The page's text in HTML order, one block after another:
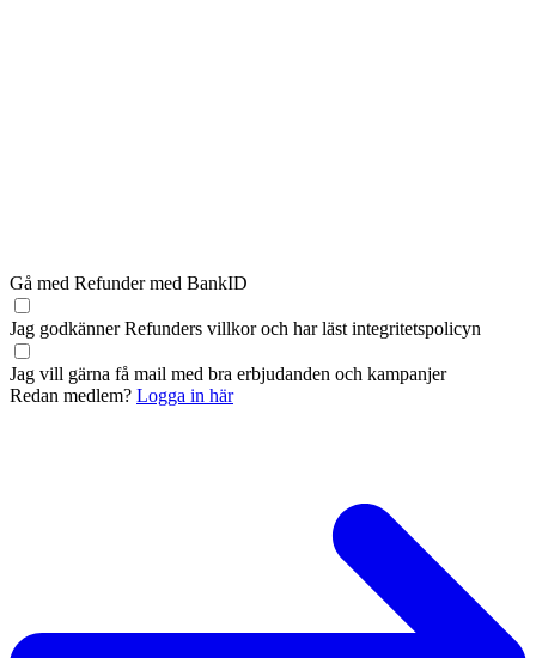
Gå med Refunder med BankID
Jag godkänner Refunders villkoroch har läst integritetspolicyn
Jag vill gärna få mail med bra erbjudanden och kampanjer
Redan medlem? Logga in här